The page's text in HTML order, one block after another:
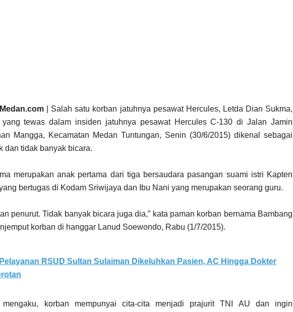
| Salah satu korban jatuhnya pesawat Hercules, Letda Dian Sukma,
tewas dalam insiden jatuhnya pesawat Hercules C-130 di Jalan Jamin
Mangga, Kecamatan Medan Tuntungan, Senin (30/6/2015) dikenal sebagai
dan tidak banyak bicara.
merupakan anak pertama dari tiga bersaudara pasangan suami istri Kapten
bertugas di Kodam Sriwijaya dan Ibu Nani yang merupakan seorang guru.
penurut. Tidak banyak bicara juga dia,” kata paman korban bernama Bambang
korban di hanggar Lanud Soewondo, Rabu (1/7/2015).
Pelayanan RSUD Sultan Sulaiman Dikeluhkan Pasien, AC Hingga Dokter
mengaku, korban mempunyai cita-cita menjadi prajurit TNI AU dan ingin